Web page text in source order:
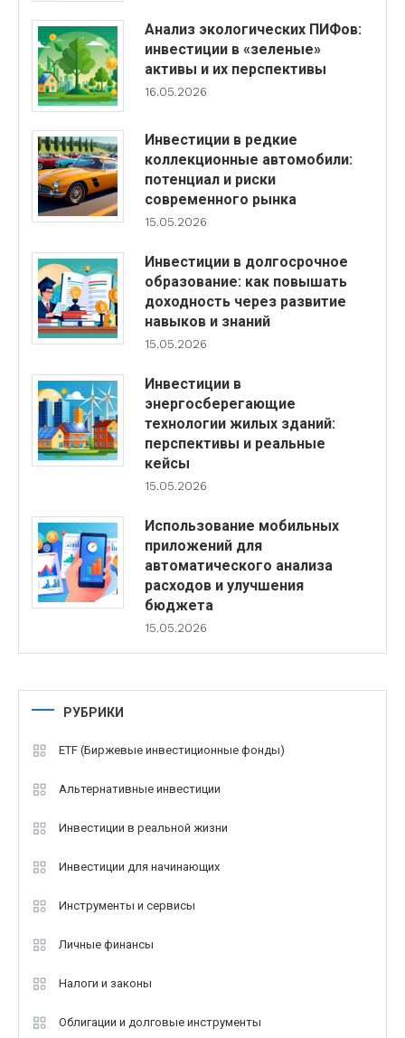
Анализ экологических ПИФов:
инвестиции в «зеленые»
активы и их перспективы
16.05.2026
Инвестиции в редкие
коллекционные автомобили:
потенциал и риски
современного рынка
15.05.2026
Инвестиции в долгосрочное
образование: как повышать
доходность через развитие
навыков и знаний
15.05.2026
Инвестиции в
энергосберегающие
технологии жилых зданий:
перспективы и реальные
кейсы
15.05.2026
Использование мобильных
приложений для
автоматического анализа
расходов и улучшения
бюджета
15.05.2026
РУБРИКИ
ETF (Биржевые инвестиционные фонды)
Альтернативные инвестиции
Инвестиции в реальной жизни
Инвестиции для начинающих
Инструменты и сервисы
Личные финансы
Налоги и законы
Облигации и долговые инструменты